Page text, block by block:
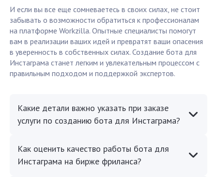
И если вы все еще сомневаетесь в своих силах, не стоит
забывать о возможности обратиться к профессионалам
на платформе Workzilla. Опытные специалисты помогут
вам в реализации ваших идей и превратят ваши опасения
в уверенность в собственных силах. Создание бота для
Инстаграма станет легким и увлекательным процессом с
правильным подходом и поддержкой экспертов.
Какие детали важно указать при заказе
услуги по созданию бота для Инстаграма?
Как оценить качество работы бота для
Инстаграма на бирже фриланса?